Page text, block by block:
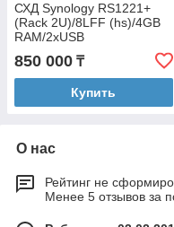
СХД Synology RS1221+
(Rack 2U)/8LFF (hs)/4GB
RAM/2xUSB
3/eSATA/4x1GbE/1xGen3
x8/250W/no Rail
850 000 ₸
Купить
О нас
Рейтинг не
Менее 5 отзывов за